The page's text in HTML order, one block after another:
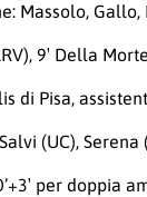
Massolo,
9′ Della
di Pisa,
(UC), Serena
per doppia